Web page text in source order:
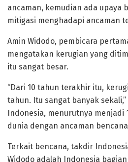
ancaman, kemudian ada upaya
mitigasi menghadapi ancaman
Amin Widodo, pembicara
mengatakan kerugian yang
itu sangat besar.
“Dari 10 tahun terakhir itu,
tahun. Itu sangat banyak
Indonesia, menurutnya menjadi
dunia dengan ancaman
Terkait bencana, takdir
Widodo adalah Indonesia